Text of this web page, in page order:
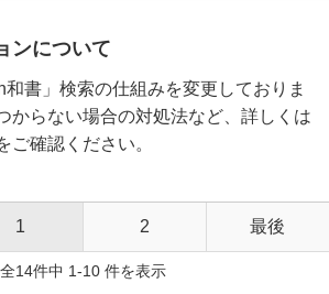
ンについて
書」検索の仕組みを変更しておりま
からない場合の対処法など、詳しくは
ご確認ください。
1 2 最後
全14件中 1-10 件を表示